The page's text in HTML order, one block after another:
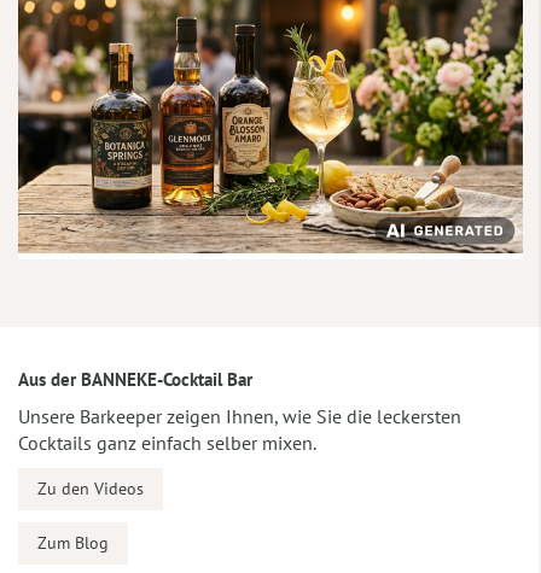
Aus der BANNEKE-Cocktail Bar
Unsere Barkeeper zeigen Ihnen, wie Sie die leckersten
Cocktails ganz einfach selber mixen.
Zu den Videos
Zum Blog